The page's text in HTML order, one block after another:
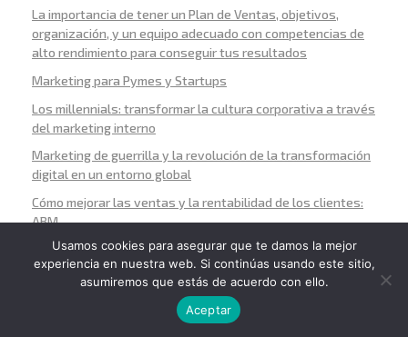
La importancia de tener un Plan de Ventas, objetivos,
organización, y un equipo adecuado con competencias de
alto rendimiento para conseguir tus resultados
Marketing para Pymes y Startups
Los millennials: transformar la cultura corporativa a través
del marketing interno
Marketing de guerrilla y la revolución de la transformación
digital en un entorno global
Cómo mejorar las ventas y la rentabilidad de los clientes:
ABM
Usamos cookies para asegurar que te damos la mejor
experiencia en nuestra web. Si continúas usando este sitio,
asumiremos que estás de acuerdo con ello.
Aceptar